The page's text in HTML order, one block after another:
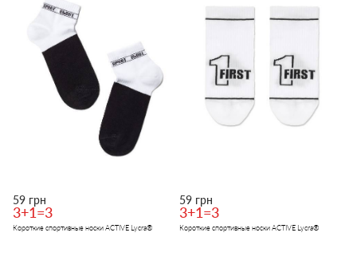
59 грн
3+1=3
Короткие спортивные носки ACTIVE Lycra®
59 грн
3+1=3
Короткие спортивные носки ACTIVE Lycra®